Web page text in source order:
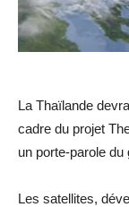
La Thaïlande
cadre du projet
un porte-parole
Les satellites,